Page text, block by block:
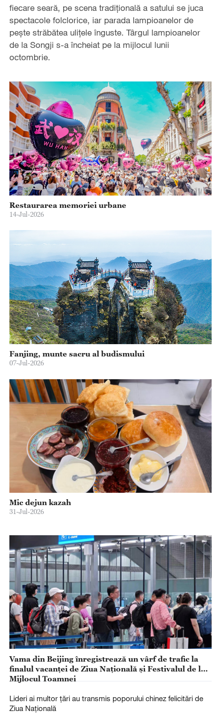
fiecare seară, pe scena tradițională a satului se juca
spectacole folclorice, iar parada lampioanelor de
pește străbătea ulițele înguste. Târgul lampioanelor
de la Songji s-a încheiat pe la mijlocul lunii
octombrie.
Restaurarea memoriei urbane
14-Jul-2026
Fanjing, munte sacru al budismului
07-Jul-2026
Mic dejun kazah
31-Jul-2026
Vama din Beijing înregistrează un vârf de trafic la
finalul vacanței de Ziua Națională și Festivalul de la
Mijlocul Toamnei
Lideri ai multor țări au transmis poporului chinez felicitări de
Ziua Națională